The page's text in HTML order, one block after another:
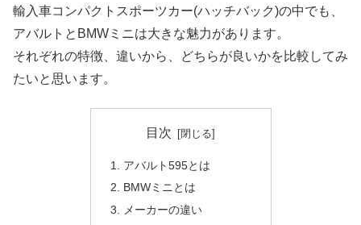
輸入車コンパクトスポーツカー(ハッチバック)の中でも、
アバルトとBMWミニは大きな魅力があります。
それぞれの特徴、違いから、どちらが良いかを比較してみ
たいと思います。
目次
アバルト595とは
BMWミニとは
メーカーの違い